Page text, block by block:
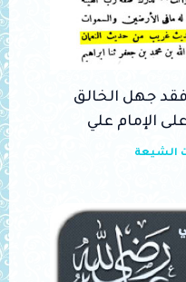
جهل الخالق
الإمام علي
الشيعة